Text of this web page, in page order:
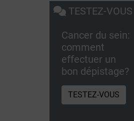
TESTEZ-VOUS
Cancer du sein:
comment
effectuer un
bon dépistage?
TESTEZ-VOUS